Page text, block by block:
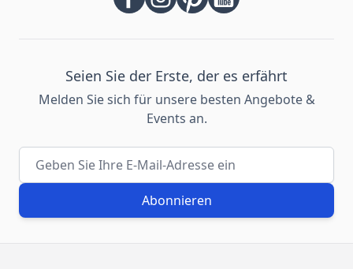
Seien Sie der Erste, der es erfährt
Melden Sie sich für unsere besten Angebote &
Events an.
E-Mail-Adresse
Abonnieren